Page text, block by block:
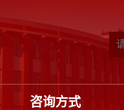
咨询方式